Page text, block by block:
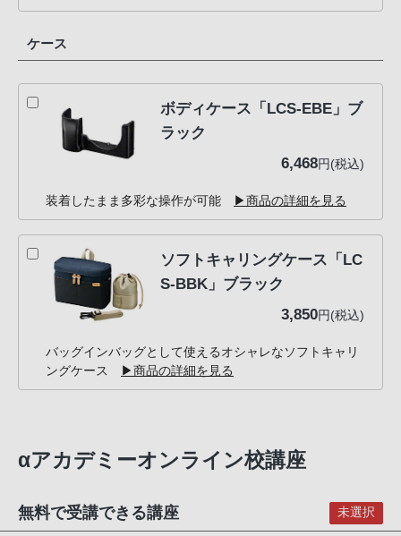
ケース
ボディケース「LCS-EBE」ブ
ラック
6,468円(税込)
装着したまま多彩な操作が可能 ▶商品の詳細を見る
ソフトキャリングケース「LC
S-BBK」ブラック
3,850円(税込)
バッグインバッグとして使えるオシャレなソフトキャリ
ングケース
▶商品の詳細を見る
αアカデミーオンライン校講座
無料で受講できる講座 未選択